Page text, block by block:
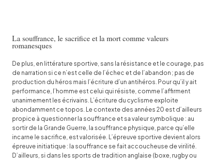
La souffrance, le sacrifice et la mort comme valeurs
romanesques
De plus, en littérature sportive, sans la résistance et le courage, pas
de narration si ce n’est celle de l’échec et de l’abandon ; pas de
production du héros mais l’écriture d’un antihéros. Pour qu’il y ait
performance, l’homme est celui qui résiste, comme l’affirment
unanimement les écrivains. L’écriture du cyclisme exploite
abondamment ce topos. Le contexte des années 20 est d’ailleurs
propice à questionner la souffrance et sa valeur symbolique : au
sortir de la Grande Guerre, la souffrance physique, parce qu’elle
incarne le sacrifice, est valorisée. L’épreuve sportive devient alors
épreuve initiatique : la souffrance se fait accoucheuse de virilité.
D’ailleurs, si dans les sports de tradition anglaise (boxe, rugby ou